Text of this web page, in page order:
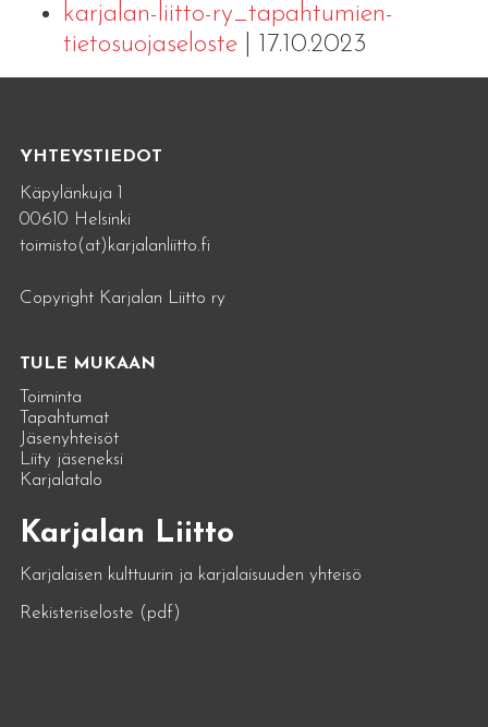
karjalan-liitto-ry_tapahtumien-
tietosuojaseloste| 17.10.2023
YHTEYSTIEDOT
Käpylänkuja 1
00610 Helsinki
toimisto(at)karjalanliitto.fi
Copyright Karjalan Liitto ry
TULE MUKAAN
Toiminta
Tapahtumat
Jäsenyhteisöt
Liity jäseneksi
Karjalatalo
Karjalan Liitto
Karjalaisen kulttuurin ja karjalaisuuden yhteisö
Rekisteriseloste (pdf)